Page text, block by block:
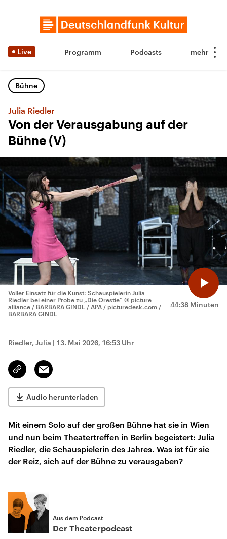
Live Programm Podcasts
Bühne
Julia Riedler
Von der Verausgabung auf der
Bühne (V)
44:38 Minuten
Voller Einsatz für die Kunst: Schauspielerin Julia
Riedler bei einer Probe zu „Die Orestie“ © picture
alliance / BARBARA GINDL / APA / picturedesk.com /
BARBARA GINDL
Riedler, Julia | 13. Mai 2026, 16:53 Uhr
Link
kopieren/teilen
Email
Audio herunterladen
Mit einem Solo auf der großen Bühne hat sie in Wien
und nun beim Theatertreffen in Berlin begeistert: Julia
Riedler, die Schauspielerin des Jahres. Was ist für sie
der Reiz, sich auf der Bühne zu verausgaben?
Aus dem Podcast
Der Theaterpodcast